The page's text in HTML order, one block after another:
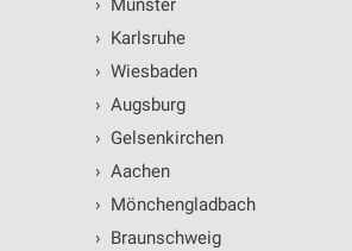
› Münster
› Karlsruhe
› Wiesbaden
› Augsburg
› Gelsenkirchen
› Aachen
› Mönchengladbach
› Braunschweig